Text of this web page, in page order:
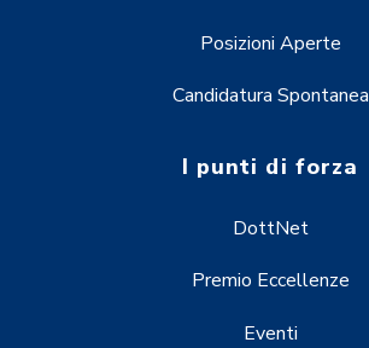
Posizioni Aperte
Candidatura Spontanea
I punti di forza
DottNet
Premio Eccellenze
Eventi